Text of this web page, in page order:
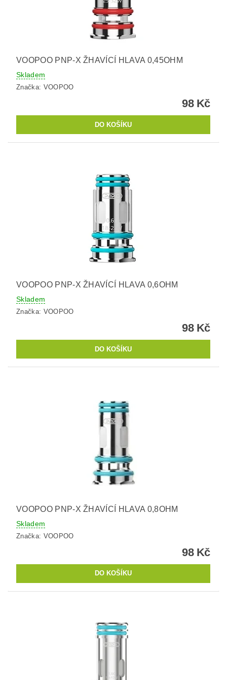
VOOPOO PNP-X ŽHAVÍCÍ HLAVA 0,45OHM
Skladem
Značka: VOOPOO
98 Kč
VOOPOO PNP-X ŽHAVÍCÍ HLAVA 0,6OHM
Skladem
Značka: VOOPOO
98 Kč
VOOPOO PNP-X ŽHAVÍCÍ HLAVA 0,8OHM
Skladem
Značka: VOOPOO
98 Kč